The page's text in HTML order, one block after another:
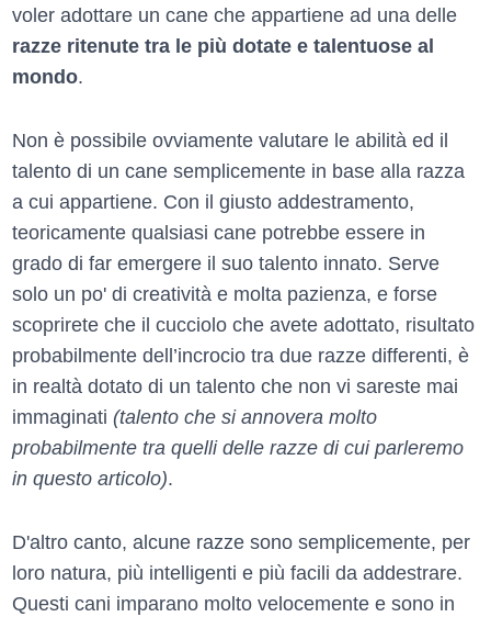
voler adottare un cane che appartiene ad una delle
razze ritenute tra le più dotate e talentuose al
mondo.
Non è possibile ovviamente valutare le abilità ed il
talento di un cane semplicemente in base alla razza
a cui appartiene. Con il giusto addestramento,
teoricamente qualsiasi cane potrebbe essere in
grado di far emergere il suo talento innato. Serve
solo un po' di creatività e molta pazienza, e forse
scoprirete che il cucciolo che avete adottato, risultato
probabilmente dell’incrocio tra due razze differenti, è
in realtà dotato di un talento che non vi sareste mai
immaginati (talento che si annovera molto
probabilmente tra quelli delle razze di cui parleremo
in questo articolo).
D'altro canto, alcune razze sono semplicemente, per
loro natura, più intelligenti e più facili da addestrare.
Questi cani imparano molto velocemente e sono in